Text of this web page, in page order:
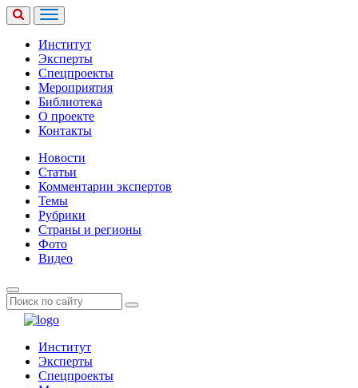
Институт
Эксперты
Спецпроекты
Мероприятия
Библиотека
О проекте
Контакты
Новости
Статьи
Комментарии экспертов
Темы
Рубрики
Страны и регионы
Фото
Видео
Институт
Эксперты
Спецпроекты